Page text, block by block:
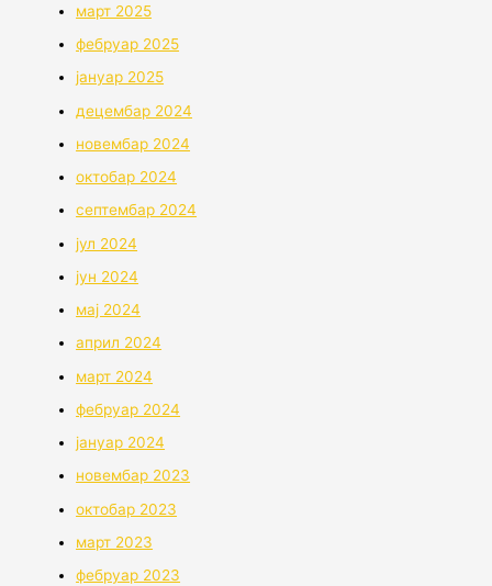
март 2025
фебруар 2025
јануар 2025
децембар 2024
новембар 2024
октобар 2024
септембар 2024
јул 2024
јун 2024
мај 2024
април 2024
март 2024
фебруар 2024
јануар 2024
новембар 2023
октобар 2023
март 2023
фебруар 2023